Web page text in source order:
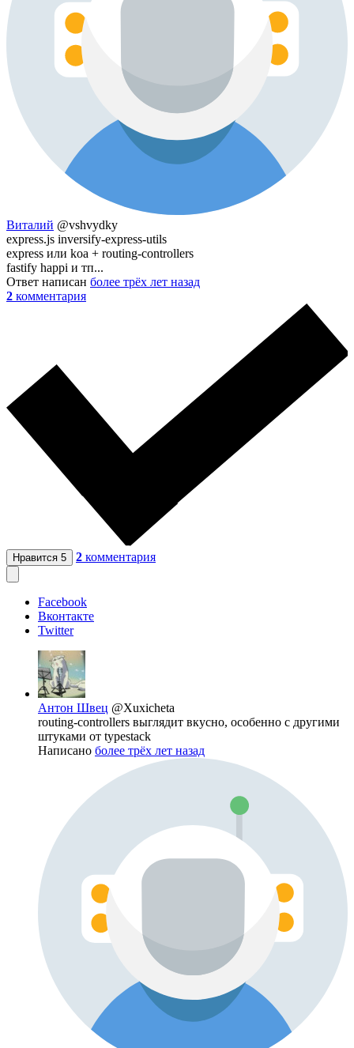
Виталий @vshvydky
express.js inversify-express-utils
express или koa + routing-controllers
fastify happi и тп...
Ответ написан более трёх лет назад
2 комментария
Нравится 5 2 комментария
Facebook
Вконтакте
Twitter
Антон Швец @Xuxicheta
routing-controllers выглядит вкусно, особенно с другими
штуками от typestack
Написано более трёх лет назад